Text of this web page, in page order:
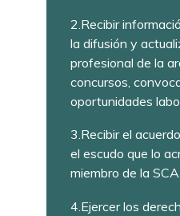
2.Recibir
la difusión y
profesional de la
concursos,
oportunidades
3.Recibir el
el escudo que lo
miembro de la SCA.
4.Ejercer los